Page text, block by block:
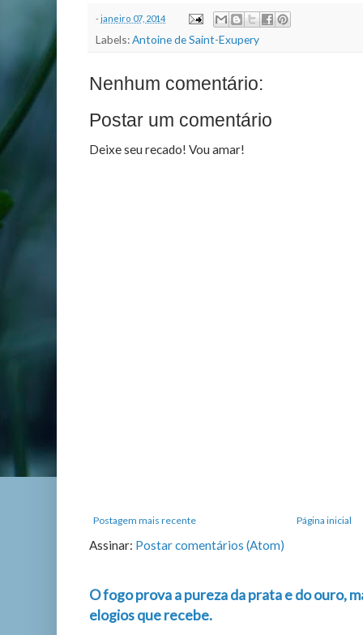
-janeiro 07, 2014
Labels:Antoine de Saint-Exupery
Nenhum comentário:
Postar um comentário
Deixe seu recado! Vou amar!
Postagem mais recente Página inicial
Assinar: Postar comentários (Atom)
O fogo prova a pureza da prata e do ouro,
elogios que recebe.